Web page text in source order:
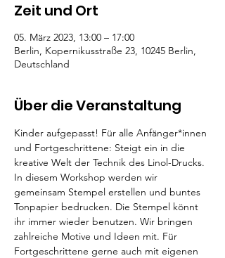
Zeit und Ort
05. März 2023, 13:00 – 17:00
Berlin, Kopernikusstraße 23, 10245 Berlin,
Deutschland
Über die Veranstaltung
Kinder aufgepasst! Für alle Anfänger*innen
und Fortgeschrittene: Steigt ein in die
kreative Welt der Technik des Linol-Drucks.
In diesem Workshop werden wir
gemeinsam Stempel erstellen und buntes
Tonpapier bedrucken. Die Stempel könnt
ihr immer wieder benutzen. Wir bringen
zahlreiche Motive und Ideen mit. Für
Fortgeschrittene gerne auch mit eigenen